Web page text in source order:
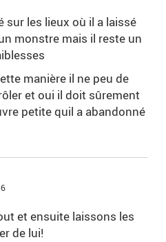
les lieux où il a laissé
monstre mais il reste un
manière il ne peu de
et oui il doit sûrement
petite quil a abandonné
et ensuite laissons les
de lui!